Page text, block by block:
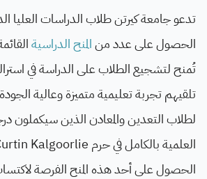
تدعو جامعة كيرتن طلاب الدراسات العليا
الحصول على عدد منالمنح الدراسية
تُمنح لتشجيع الطلاب على الدراسة في
تلقيهم تجربة تعليمية متميزة وعالية
لطلاب التعدين والمعادن الذين سيكملون
الحصول على أحد هذه المنح الفرصة